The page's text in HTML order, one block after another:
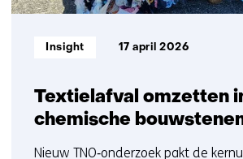
Textielafval omzetten
chemische
Informatietype:
Insight 17 april 2026
Nieuw TNO‑onderzoek pakt de